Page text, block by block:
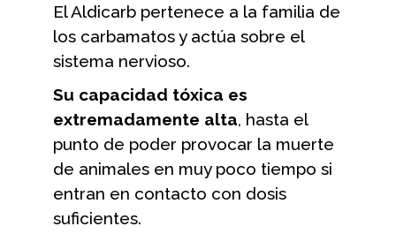
El Aldicarb pertenece a la familia de
los carbamatos y actúa sobre el
sistema nervioso.
Su capacidad tóxica es
extremadamente alta, hasta el
punto de poder provocar la muerte
de animales en muy poco tiempo si
entran en contacto con dosis
suficientes.